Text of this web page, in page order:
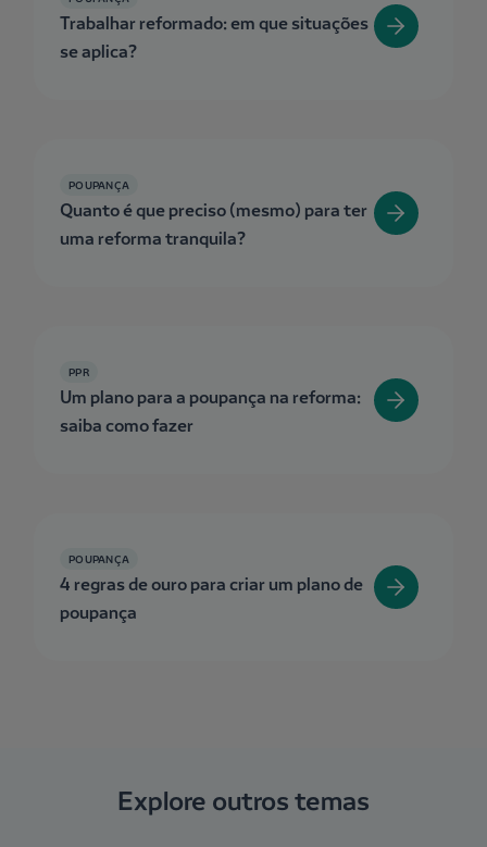
Trabalhar reformado: em que situações
se aplica?
POUPANÇA
Quanto é que preciso (mesmo) para ter
uma reforma tranquila?
PPR
Um plano para a poupança na reforma:
saiba como fazer
POUPANÇA
4 regras de ouro para criar um plano de
poupança
Explore outros temas